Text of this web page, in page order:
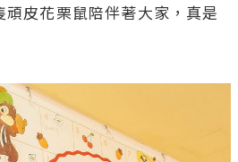
皮花栗鼠陪伴著大家，真是